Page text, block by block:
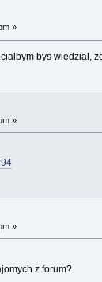
»
bys wiedzial,
»
»
z forum?